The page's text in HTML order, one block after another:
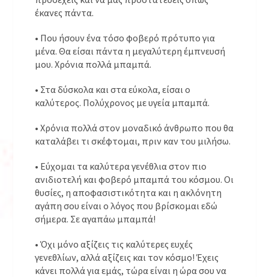
έκανες πάντα.
• Που ήσουν ένα τόσο φοβερό πρότυπο για
μένα. Θα είσαι πάντα η μεγαλύτερη έμπνευσή
μου. Χρόνια πολλά μπαμπά.
• Στα δύσκολα και στα εύκολα, είσαι ο
καλύτερος. Πολύχρονος με υγεία μπαμπά.
• Χρόνια πολλά στον μοναδικό άνθρωπο που θα
καταλάβει τι σκέφτομαι, πριν καν του μιλήσω.
• Εύχομαι τα καλύτερα γενέθλια στον πιο
ανιδιοτελή και φοβερό μπαμπά του κόσμου. Οι
θυσίες, η αποφασιστικότητα και η ακλόνητη
αγάπη σου είναι ο λόγος που βρίσκομαι εδώ
σήμερα. Σε αγαπάω μπαμπά!
• Όχι μόνο αξίζεις τις καλύτερες ευχές
γενεθλίων, αλλά αξίζεις και τον κόσμο! Έχεις
κάνει πολλά για εμάς, τώρα είναι η ώρα σου να